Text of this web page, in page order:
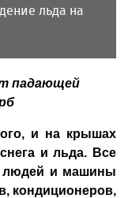
льда на
падающей
и на крышах
и льда. Все
людей и машины
кондиционеров,